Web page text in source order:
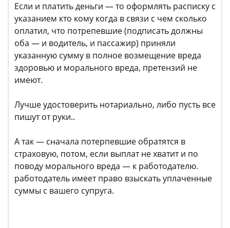
Если и платить деньги — то оформлять расписку с
указанием кто кому когда в связи с чем сколько
оплатил, что потрепевшие (подписать должны
оба — и водитель, и пассажир) приняли
указанную сумму в полное возмещение вреда
здоровью и морального вреда, претензий не
имеют.
Лучше удостоверить нотариально, либо пусть все
пишут от руки..
А так — сначала потерпевшие обратятся в
страховую, потом, если выплат не хватит и по
поводу морального вреда — к работодателю.
работодатель имеет право взыскать уплаченные
суммы с вашего супруга.